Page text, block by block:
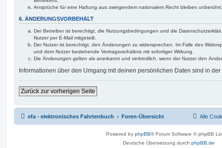
Ansprüche für eine Haftung aus zwingendem nationalem Recht bleiben unberührt.
6. ÄNDERUNGSVORBEHALT
Der Betreiber ist berechtigt, die Nutzungsbedingungen und die
Nutzer per E-Mail mitgeteilt.
Der Nutzer ist berechtigt, den Änderungen zu widersprechen. Im Falle des
und dem Nutzer bestehende Vertragsverhältnis mit sofortiger Wirkung.
Die Änderungen gelten als anerkannt und verbindlich, wenn der Nutzer den
Informationen über den Umgang mit deinen persönlichen Daten sind in
Zurück zur vorherigen Seite
efa - elektronisches Fahrtenbuch Foren-Übersicht Alle
Powered by phpBB® Forum Software © phpBB
Deutsche Übersetzung durch phpBB.de